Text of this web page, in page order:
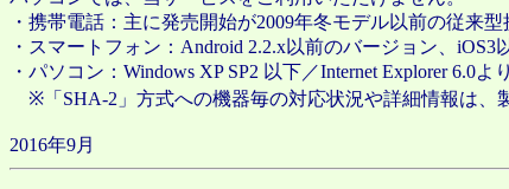
・携帯電話：主に発売開始が2009年冬モデル以前の従来
・スマートフォン：Android 2.2.x以前のバージョン、iOS3
・パソコン：Windows XP SP2 以下／Internet Explorer 6.0
※「SHA-2」方式への機器毎の対応状況や詳細情報は、
2016年9月